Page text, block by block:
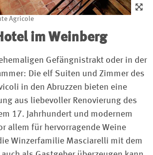
Agricole
im Weinberg
Gefängnistrakt oder in der
Die elf Suiten und Zimmer des
in den Abruzzen bieten eine
aus liebevoller Renovierung des
17. Jahrhundert und modernem
allem für hervorragende Weine
Winzerfamilie Masciarelli mit dem